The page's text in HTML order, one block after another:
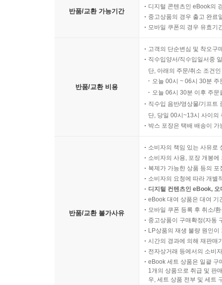
반품/교환 가능기간
디지털 콘텐츠인 eBook의
중고상품의 경우 출고 완료
모바일 쿠폰의 경우 유효기
반품/교환 비용
고객의 단순변심 및 착오구
직수입양서/직수입일서중
단, 아래의 주문/취소 조건
오늘 00시 ~ 06시 30분
오늘 06시 30분 이후 주
직수입 음반/영상물/기프트
단, 당일 00시~13시 사이의
박스 포장은 택배 배송이
반품/교환 불가사유
소비자의 책임 있는 사유로
소비자의 사용, 포장 개봉
복제가 가능한 상품 등의
소비자의 요청에 따라 개별
디지털 컨텐츠인 eBook,
eBook 대여 상품은 대여 기
모바일 쿠폰 등록 후 취소/
중고상품이 구매확정(자동
LP상품의 재생 불량 원인
시간의 경과에 의해 재판매
전자상거래 등에서의 소비
eBook 세트 상품은 일괄 구
1개의 상품으로 취급 및 판
우, 세트 상품 전부 및 세트